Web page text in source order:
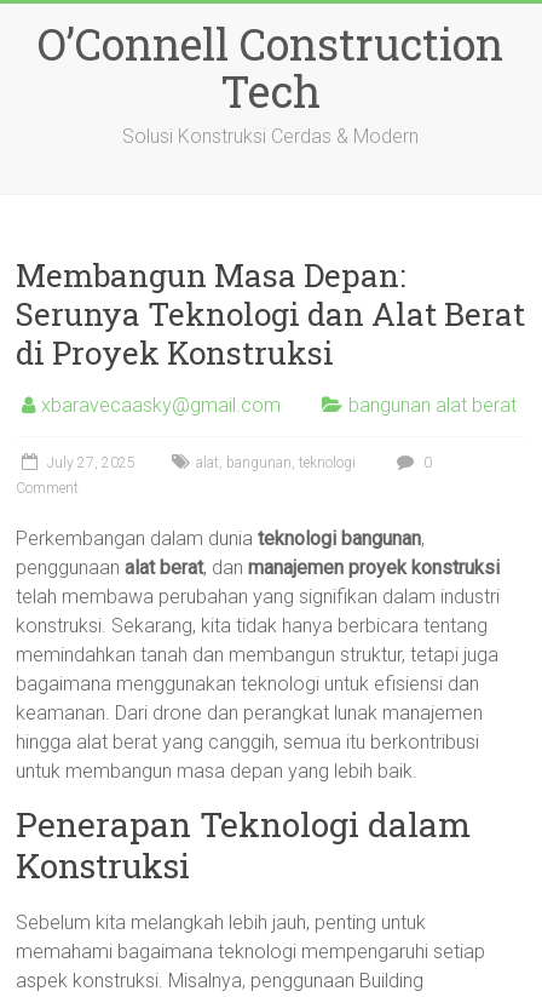
contentO’Connell Construction
Tech
Solusi Konstruksi Cerdas & Modern
Membangun Masa Depan:
Serunya Teknologi dan Alat Berat
di Proyek Konstruksi
xbaravecaasky@gmail.com bangunan alat berat
July 27, 2025 alat, bangunan,teknologi
0
Comment
Perkembangan dalam duniateknologi bangunan,
penggunaanalat berat, danmanajemen proyek konstruksi
telah membawa perubahan yang signifikan dalam industri
konstruksi. Sekarang, kita tidak hanya berbicara tentang
memindahkan tanah dan membangun struktur, tetapi juga
bagaimana menggunakan teknologi untuk efisiensi dan
keamanan. Dari drone dan perangkat lunak manajemen
hingga alat berat yang canggih, semua itu berkontribusi
untuk membangun masa depan yang lebih baik.
Penerapan Teknologi dalam
Konstruksi
Sebelum kita melangkah lebih jauh, penting untuk
memahami bagaimana teknologi mempengaruhi setiap
aspek konstruksi. Misalnya, penggunaan Building